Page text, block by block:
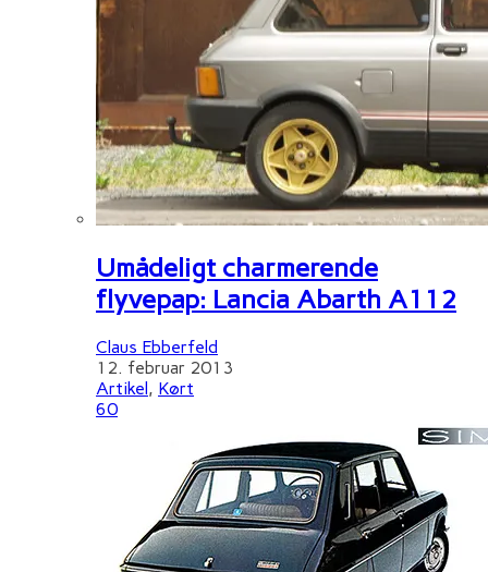
Umådeligt charmerende
flyvepap: Lancia Abarth A112
Claus Ebberfeld
12. februar 2013
Artikel, Kørt
60